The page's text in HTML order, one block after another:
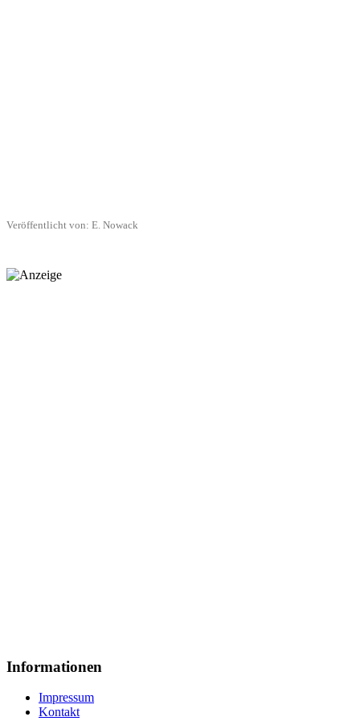
Veröffentlicht von: E. Nowack
Informationen
Impressum
Kontakt